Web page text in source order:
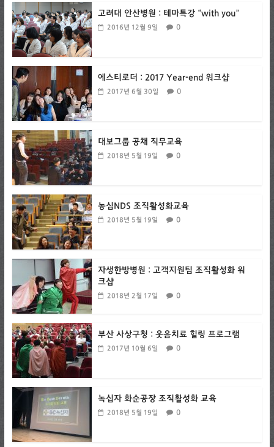
고려대 안산병원 : 테마특강 “with you”
2016년 12월 9일 0
에스티로더 : 2017 Year-end 워크샵
2017년 6월 30일 0
대보그룹 공채 직무교육
2018년 5월 19일 0
농심NDS 조직활성화교육
2018년 5월 19일 0
자생한방병원 : 고객지원팀 조직활성화 워
크샵
2018년 2월 17일 0
부산 사상구청 : 웃음치료 힐링 프로그램
2017년 10월 6일 0
녹십자 화순공장 조직활성화 교육
2018년 5월 19일 0